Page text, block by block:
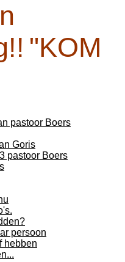
"KOM
pastoor Boers
Goris
pastoor Boers
persoon
hebben